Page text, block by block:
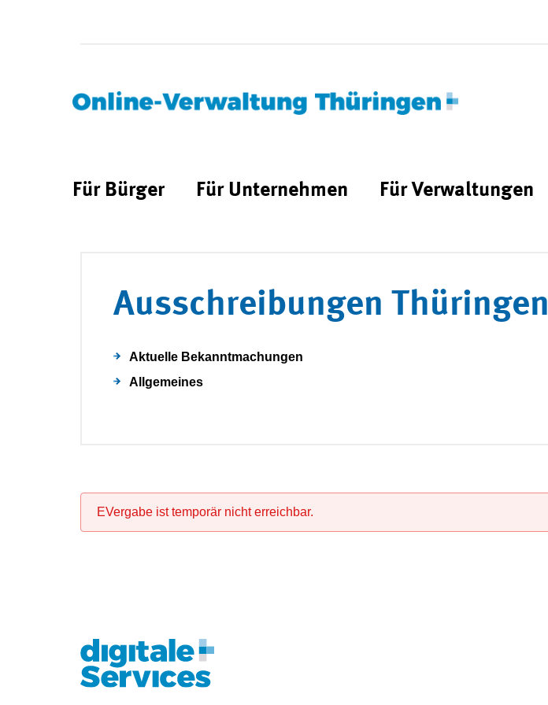
Für Bürger Für Unternehmen Für Verwaltungen
Ausschreibungen Thüringen
Aktuelle Bekanntmachungen
Allgemeines
EVergabe ist temporär nicht erreichbar.